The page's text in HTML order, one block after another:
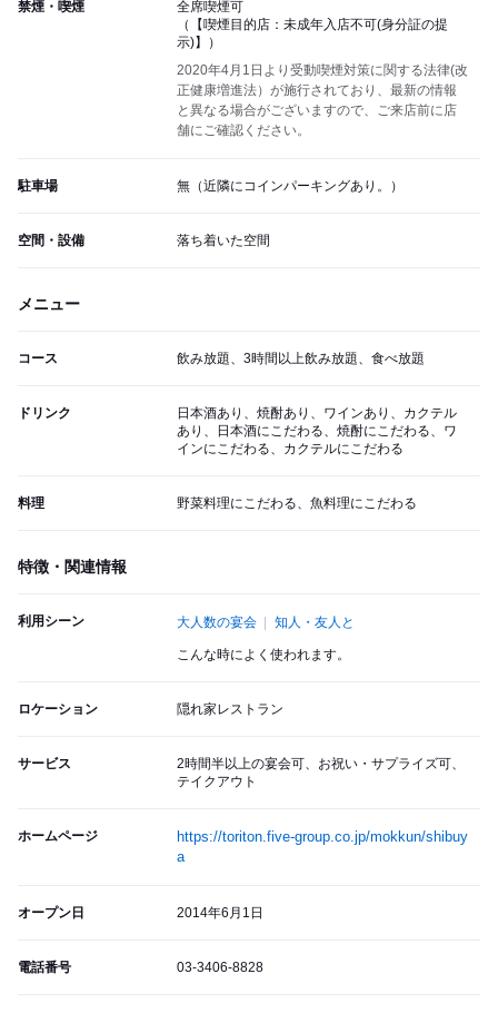
禁煙・喫煙
全席喫煙可
（【喫煙目的店：未成年入店不可(身分証の提
示)】）
2020年4月1日より受動喫煙対策に関する法律(改
正健康増進法）が施行されており、最新の情報
と異なる場合がございますので、ご来店前に店
舗にご確認ください。
駐車場 無（近隣にコインパーキングあり。）
空間・設備 落ち着いた空間
メニュー
コース 飲み放題、3時間以上飲み放題、食べ放題
ドリンク
日本酒あり、焼酎あり、ワインあり、カクテル
あり、日本酒にこだわる、焼酎にこだわる、ワ
インにこだわる、カクテルにこだわる
料理 野菜料理にこだわる、魚料理にこだわる
特徴・関連情報
利用シーン 大人数の宴会 知人・友人と
こんな時によく使われます。
ロケーション 隠れ家レストラン
サービス
2時間半以上の宴会可、お祝い・サプライズ可、
テイクアウト
ホームページ
https://toriton.five-group.co.jp/mokkun/shibuy
a
オープン日 2014年6月1日
電話番号 03-3406-8828